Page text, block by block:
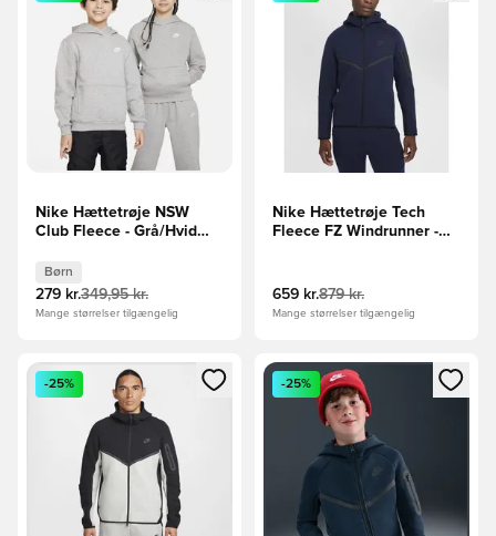
Nike Hættetrøje NSW
Club Fleece - Grå/Hvid
Børn
279 kr.349,95 kr.
Mange størrelser tilgængelig
Nike Hættetrøje Tech
Fleece FZ Windrunner -
659 kr.879 kr.
Mange størrelser tilgængelig
Åbner en Modal til at logge ind eller tilmelde dig som
-25%
Åbner en Modal til at logge
-25%